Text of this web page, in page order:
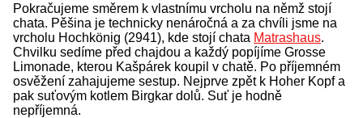
Pokračujeme směrem k vlastnímu vrcholu na němž stojí
chata. Pěšina je technicky nenáročná a za chvíli jsme na
vrcholu Hochkönig (2941), kde stojí chata Matrashaus.
Chvilku sedíme před chajdou a každý popíjíme Grosse
Limonade, kterou Kašpárek koupil v chatě. Po příjemném
osvěžení zahajujeme sestup. Nejprve zpět k Hoher Kopf a
pak suťovým kotlem Birgkar dolů. Suť je hodně
nepříjemná.